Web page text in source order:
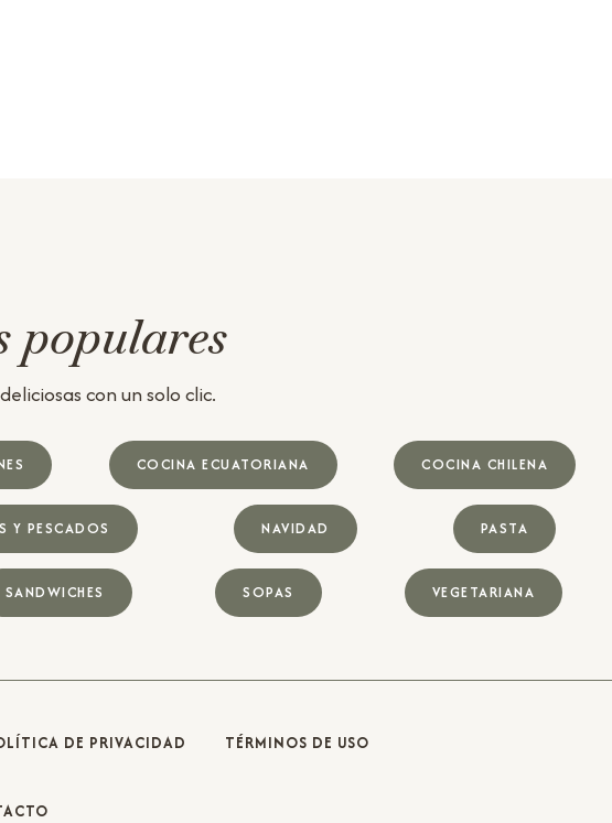
populares
con un solo clic.
COCINA ECUATORIANA COCINA CHILENA
Y PESCADOS NAVIDAD PASTA
SANDWICHES SOPAS VEGETARIANA
DE PRIVACIDAD TÉRMINOS DE USO